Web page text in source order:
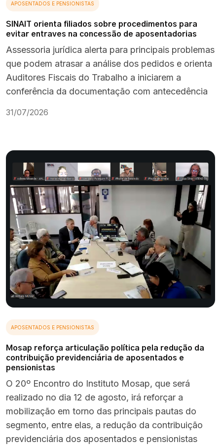
APOSENTADOS E PENSIONISTAS
SINAIT orienta filiados sobre procedimentos para
evitar entraves na concessão de aposentadorias
Assessoria jurídica alerta para principais problemas
que podem atrasar a análise dos pedidos e orienta
Auditores Fiscais do Trabalho a iniciarem a
conferência da documentação com antecedência
31/07/2026
APOSENTADOS E PENSIONISTAS
Mosap reforça articulação política pela redução da
contribuição previdenciária de aposentados e
pensionistas
O 20º Encontro do Instituto Mosap, que será
realizado no dia 12 de agosto, irá reforçar a
mobilização em torno das principais pautas do
segmento, entre elas, a redução da contribuição
previdenciária dos aposentados e pensionistas